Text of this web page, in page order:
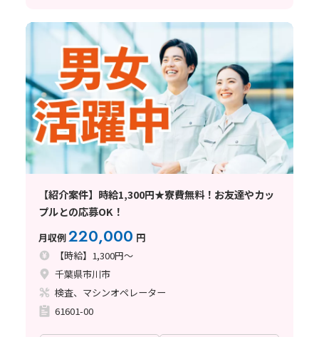
【紹介案件】時給1,300円★寮費無料！お友達やカッ
プルとの応募OK！
月収例220,000 円
【時給】1,300円～
千葉県市川市
検査、マシンオペレーター
61601-00